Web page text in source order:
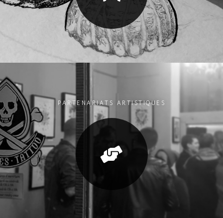
PARTENARIATS ARTISTIQUES